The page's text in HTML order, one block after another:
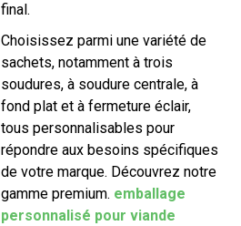
final.
Choisissez parmi une variété de
sachets, notamment à trois
soudures, à soudure centrale, à
fond plat et à fermeture éclair,
tous personnalisables pour
répondre aux besoins spécifiques
de votre marque. Découvrez notre
gamme premium. emballage
personnalisé pour viande